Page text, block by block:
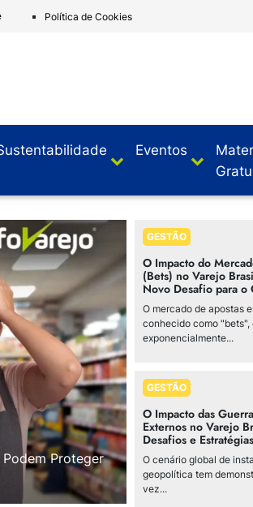
Política de Cookies
Eventos
Proteger
GESTÃO
O Impacto do
(Bets) no Varejo
Novo Desafio para o
O mercado de apostas
conhecido como "bets",
exponencialmente...
GESTÃO
O Impacto das
Externos no Varejo
Desafios e Estratégias
O cenário global de
geopolítica tem
vez...